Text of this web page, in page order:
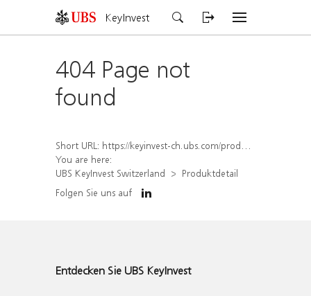
KeyInvest
404 Page not
found
Short URL: https://keyinvest-ch.ubs.com/produkt/detail/index/isin/CH1567427328
You are here:
UBS KeyInvest Switzerland
Produktdetail
Folgen Sie uns auf
Entdecken Sie UBS KeyInvest